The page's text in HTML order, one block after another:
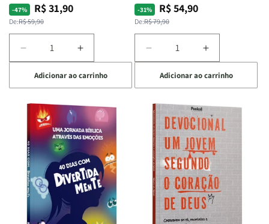
-47%
Preço
normal
De:R$ 59,90
Preço
promocional
R$ 31,90
Diminuir
a
quantidade
de
Devocional
Quarto
de
Guerra
Isabelle
S.
Alves
Aumentar
a
quantidade
de
Devocional
Quarto
de
Guerra
|
Isabelle
S.
Alves
Adicionar ao carrinho
-31%
Preço
normal
De:R$ 79,90
Preço
promocional
R$ 54,90
Diminuir
a
quantidade
de
Devocional
Café
com
Mulheres
da
Bíblia
Equipe
Teológica
Penkal
Aumentar
a
quantidade
de
Devocional
Café
com
Mulheres
da
Bíblia
|
Equipe
Teológica
Penkal
Adicionar ao carrinho